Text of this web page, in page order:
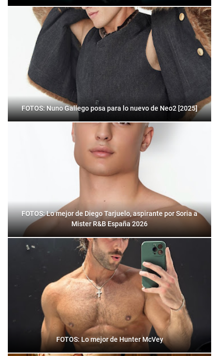
FOTOS: Nuno Gallego posa para lo nuevo de Neo2 [2025]
FOTOS: Lo mejor de Diego Tarjuelo, aspirante por Soria a
Mister R&B España 2026
FOTOS: Lo mejor de Hunter McVey